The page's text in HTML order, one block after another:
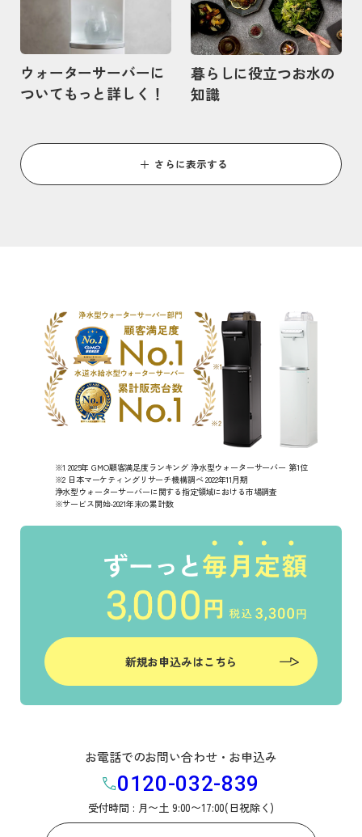
ウォーターサーバーに
ついてもっと詳しく！
暮らしに役立つお水の
知識
さらに表示する
※1 2025年 GMO顧客満足度ランキング 浄水型ウォーターサーバー 第1位
※2 日本マーケティングリサーチ機構調べ 2022年11月期
浄水型ウォーターサーバーに関する指定領域における市場調査
※サービス開始-2021年末の累計数
新規お申込みはこちら
お電話でのお問い合わせ・お申込み
0120-032-839
受付時間 : 月〜土 9:00〜17:00(日祝除く)